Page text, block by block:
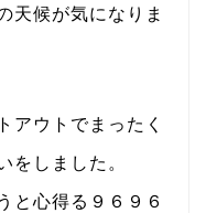
天候が気になりま
アウトでまったく
をしました。
と心得る９６９６